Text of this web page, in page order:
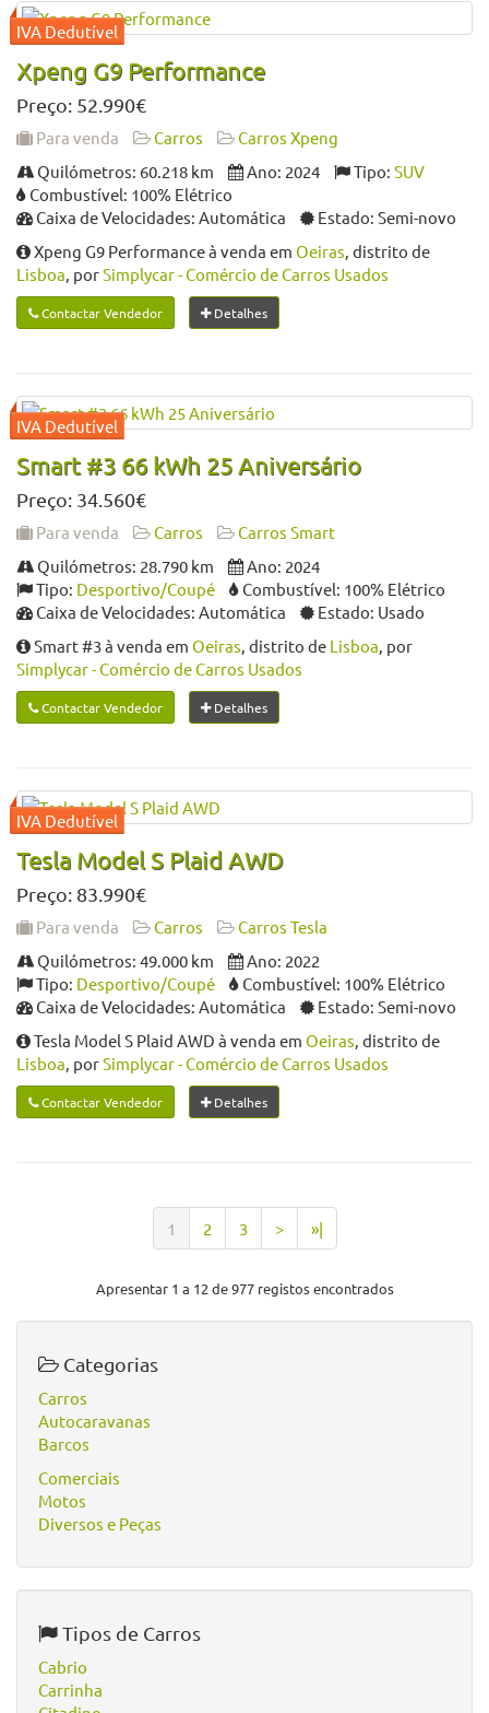
Xpeng G9 Performance
Preço: 52.990€
Para venda Carros
Carros Xpeng
Quilómetros: 60.218 km
Ano: 2024 Tipo: SUV
Combustível: 100% Elétrico
Caixa de Velocidades: Automática
Estado: Semi-novo
Xpeng G9 Performance à venda em Oeiras, distrito de
Lisboa, porSimplycar - Comércio de Carros Usados
Contactar Vendedor Detalhes
Smart #3 66 kWh 25 Aniversário
Preço: 34.560€
Para venda Carros
Carros Smart
Quilómetros: 28.790 km
Ano: 2024
Tipo: Desportivo/Coupé
Combustível: 100% Elétrico
Caixa de Velocidades: Automática
Estado: Usado
Smart #3 à venda em Oeiras, distrito de Lisboa, por
Simplycar - Comércio de Carros Usados
Contactar Vendedor Detalhes
Tesla Model S Plaid AWD
Preço: 83.990€
Para venda Carros
Carros Tesla
Quilómetros: 49.000 km
Ano: 2022
Tipo: Desportivo/Coupé
Combustível: 100% Elétrico
Caixa de Velocidades: Automática
Estado: Semi-novo
Tesla Model S Plaid AWD à venda em Oeiras, distrito de
Lisboa, porSimplycar - Comércio de Carros Usados
Contactar Vendedor Detalhes
1 2 3 > »|
Apresentar 1 a 12 de 977 registos encontrados
Categorias
Carros
Autocaravanas
Barcos
Comerciais
Motos
Diversos e Peças
Tipos de Carros
Cabrio
Carrinha